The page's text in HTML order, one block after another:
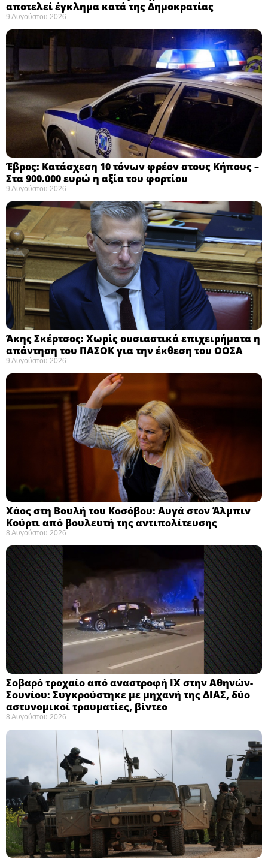
αποτελεί έγκλημα κατά της Δημοκρατίας ​
9 Αυγούστου 2026
Έβρος: Κατάσχεση 10 τόνων φρέον στους Κήπους –
Στα 900.000 ευρώ η αξία του φορτίου ​
9 Αυγούστου 2026
Άκης Σκέρτσος: Χωρίς ουσιαστικά επιχειρήματα η
απάντηση του ΠΑΣΟΚ για την έκθεση του ΟΟΣΑ ​
9 Αυγούστου 2026
Χάος στη Βουλή του Κοσόβου: Αυγά στον Άλμπιν
Κούρτι από βουλευτή της αντιπολίτευσης
8 Αυγούστου 2026
Σοβαρό τροχαίο από αναστροφή ΙΧ στην Αθηνών-
Σουνίου: Συγκρούστηκε με μηχανή της ΔΙΑΣ, δύο
αστυνομικοί τραυματίες, βίντεο
8 Αυγούστου 2026